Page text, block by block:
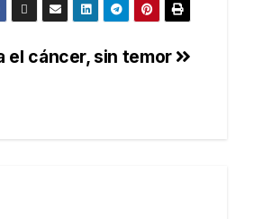
el cáncer, sin temor